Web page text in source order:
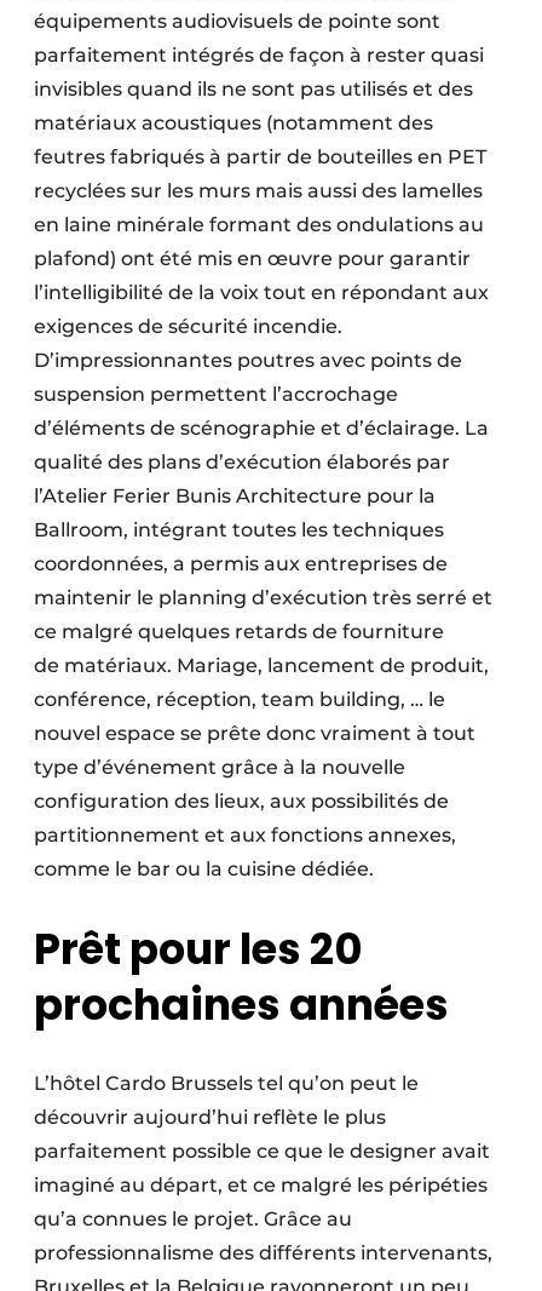
équipements audiovisuels de pointe sont
parfaite­ment intégrés de façon à rester quasi
invisibles quand ils ne sont pas utilisés et des
matériaux acoustiques (notamment des
feutres fabriqués à partir de bouteilles en PET
recyclées sur les murs mais aussi des lamelles
en laine minérale formant des ondulations au
plafond) ont été mis en œuvre pour garantir
l’intelligibilité de la voix tout en répondant aux
exigences de sécurité incendie.
D’impressionnantes poutres avec points de
suspension permettent l’accrochage
d’éléments de scénographie et d’éclairage. La
qualité des plans d’exécution élaborés par
l’Atelier Ferier Bunis Architecture pour la
Ballroom, intégrant toutes les techniques
coordonnées, a permis aux entreprises de
maintenir le planning d’exécution très serré et
ce malgré quelques retards de fourniture
de matériaux. Mariage, lancement de produit,
conférence, réception, team building, … le
nouvel espace se prête donc vraiment à tout
type d’événement grâce à la nouvelle
configuration des lieux, aux possibilités de
partitionnement et aux fonctions annexes,
comme le bar ou la cuisine dédiée.
Prêt pour les 20
prochaines années
L’hôtel Cardo Brussels tel qu’on peut le
découvrir aujourd’hui reflète le plus
parfaitement possible ce que le designer avait
imaginé au départ, et ce malgré les péripéties
qu’a connues le projet. Grâce au
professionnalisme des différents intervenants,
Bruxelles et la Belgique rayonneront un peu